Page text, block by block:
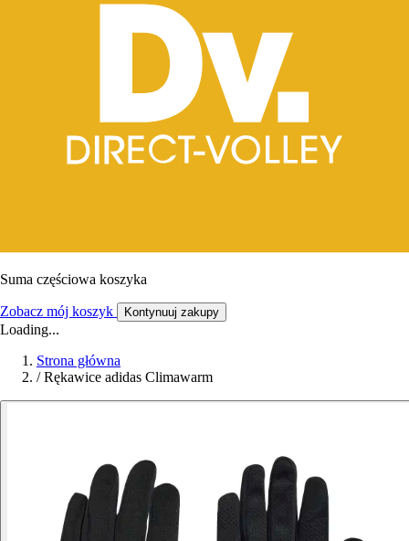
Suma częściowa koszyka
Zobacz mój koszyk Kontynuuj zakupy
Loading...
Strona główna
/ Rękawice adidas Climawarm